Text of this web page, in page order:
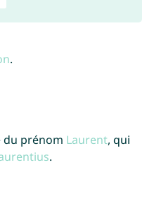
.
du prénom Laurent, qui
.